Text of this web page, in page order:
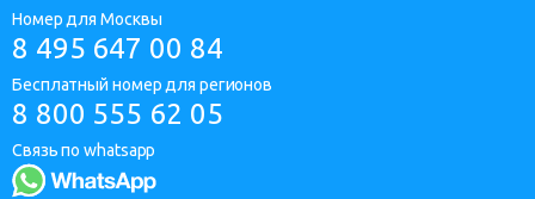
Номер для Москвы
8 495 647 00 84
Бесплатный номер для регионов
8 800 555 62 05
Связь по whatsapp